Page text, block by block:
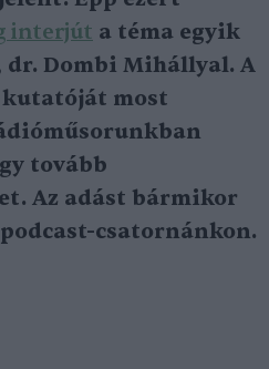
interjút a téma egyik
dr. Dombi Mihállyal. A
kutatóját most
tovább
Az adást bármikor
csatornánkon.